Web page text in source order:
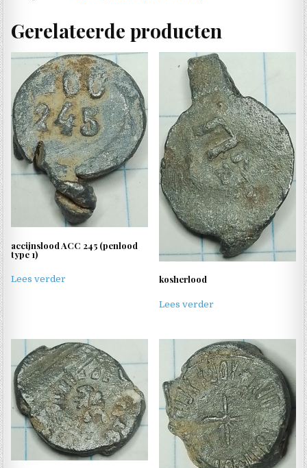
Gerelateerde producten
accijnslood ACC 245 (penlood
type 1)
Lees verder kosherlood
Lees verder